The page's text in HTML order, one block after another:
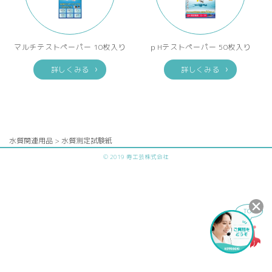
マルチテストペーパー 10枚入り
詳しくみる
ｐHテストペーパー 50枚入り
詳しくみる
水質関連用品 > 水質測定試験紙
© 2019 寿工芸株式会社